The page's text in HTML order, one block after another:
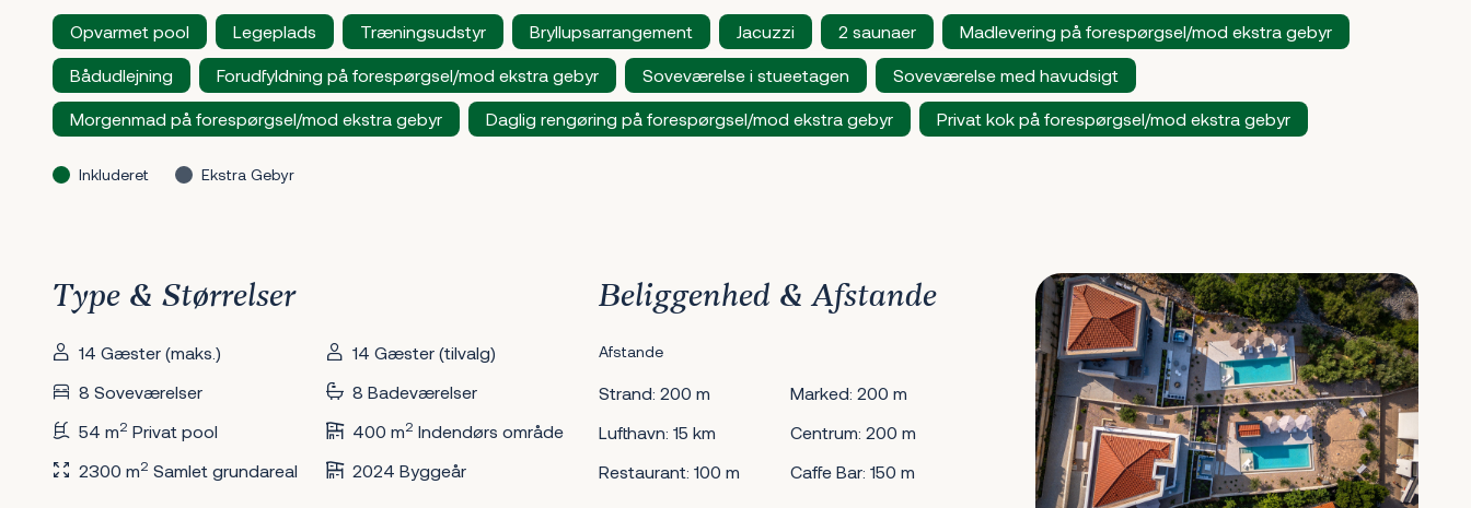
Opvarmet pool Legeplads Træningsudstyr Bryllupsarrangement Jacuzzi 2 saunaer Madlevering på forespørgsel/mod ekstra gebyr
Bådudlejning Forudfyldning på forespørgsel/mod ekstra gebyr Soveværelse i stueetagen Soveværelse med havudsigt
Morgenmad på forespørgsel/mod ekstra gebyr Daglig rengøring på forespørgsel/mod ekstra gebyr Privat kok på forespørgsel/mod ekstra gebyr
Inkluderet Ekstra Gebyr
Type & Størrelser
14 Gæster (maks.)
14 Gæster (tilvalg)
8 Soveværelser
8 Badeværelser
54 m2 Privat pool 400 m2 Indendørs område
2300 m2 Samlet grundareal 2024 Byggeår
Beliggenhed & Afstande
Afstande
Strand: 200 m
Marked: 200 m
Lufthavn: 15 km
Centrum: 200 m
Restaurant: 100 m
Caffe Bar: 150 m